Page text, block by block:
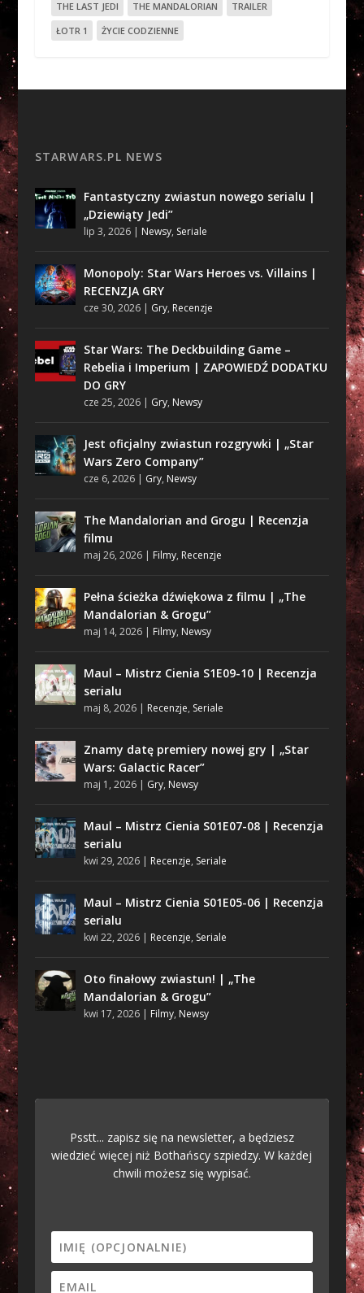
THE LAST JEDI THE MANDALORIAN
TRAILER
ŁOTR 1
ŻYCIE CODZIENNE
STARWARS.PL NEWS
Fantastyczny zwiastun nowego serialu |
„Dziewiąty Jedi”
lip 3, 2026| Newsy, Seriale
Monopoly: Star Wars Heroes vs. Villains |
RECENZJA GRY
cze 30, 2026| Gry, Recenzje
Star Wars: The Deckbuilding Game –
Rebelia i Imperium | ZAPOWIEDŹ DODATKU
DO GRY
cze 25, 2026| Gry, Newsy
Jest oficjalny zwiastun rozgrywki | „Star
Wars Zero Company”
cze 6, 2026| Gry, Newsy
The Mandalorian and Grogu | Recenzja
filmu
maj 26, 2026| Filmy, Recenzje
Pełna ścieżka dźwiękowa z filmu | „The
Mandalorian & Grogu”
maj 14, 2026| Filmy, Newsy
Maul – Mistrz Cienia S1E09-10 | Recenzja
serialu
maj 8, 2026| Recenzje, Seriale
Znamy datę premiery nowej gry | „Star
Wars: Galactic Racer”
maj 1, 2026| Gry, Newsy
Maul – Mistrz Cienia S01E07-08 | Recenzja
serialu
kwi 29, 2026| Recenzje, Seriale
Maul – Mistrz Cienia S01E05-06 | Recenzja
serialu
kwi 22, 2026| Recenzje, Seriale
Oto finałowy zwiastun! | „The
Mandalorian & Grogu”
kwi 17, 2026| Filmy, Newsy
Psstt... zapisz się na newsletter, a będziesz
wiedzieć więcej niż Bothańscy szpiedzy. W każdej
chwili możesz się wypisać.